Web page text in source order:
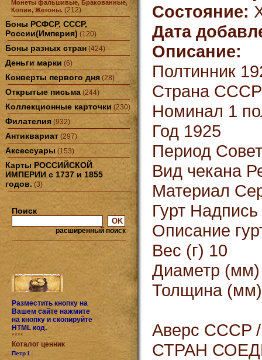
Монеты фальшивые, Бракованные,
Копии, Жетоны. (212)
Боны РСФСР, СССР,
России(Империя) (120)
Боны разных стран (424)
Деньги марки (6)
Конверты первого дня (28)
Открытые письма (244)
Коллекционные карточки (230)
Филателия (932)
Антиквариат (297)
Аксессуары (153)
Карты РОССИЙСКОЙ
ИМПЕРИИ с 1737 и 1855
годов. (3)
Поиск
расширенный поиск
Разместить кнопку на
Вашем сайте нажмите
на кнопку и скопируйте
HTML код.
****
Коталог ценник
Петр I
Состояние:
Дата
Описание:
Полтинник
Страна СССР
Номинал 1
Год 1925
Период
Вид чекана
Материал
Гурт Надпись
Описание
Вес (г) 10
Диаметр (мм)
Толщина
Аверс
СТРАН